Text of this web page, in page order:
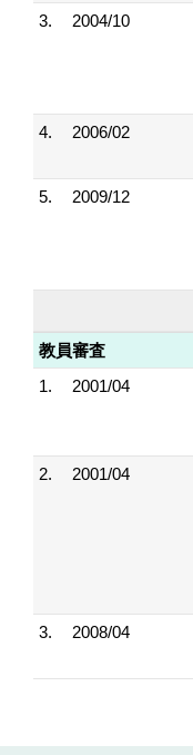
3. 2004/10
4. 2006/02
5. 2009/12
教員審査
1.
2001/04
2. 2001/04
3. 2008/04